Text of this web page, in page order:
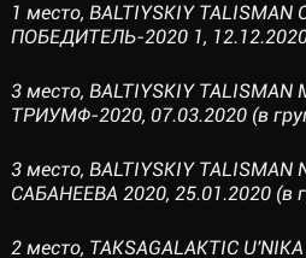
1 место, BALTIYSKIY
ПОБЕДИТЕЛЬ-2020 1, 12.12.2020
3 место, BALTIYSKIY
ТРИУМФ-2020, 07.03.2020 (в
3 место, BALTIYSKIY
САБАНЕЕВА 2020, 25.01.2020 (в
2 место, TAKSAGALAKTIC